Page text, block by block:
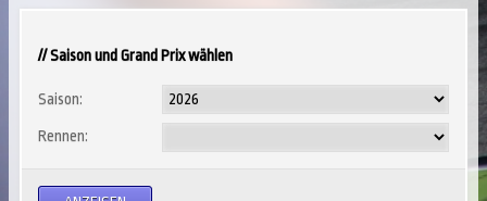
// Saison und Grand Prix wählen
Saison:
Rennen: